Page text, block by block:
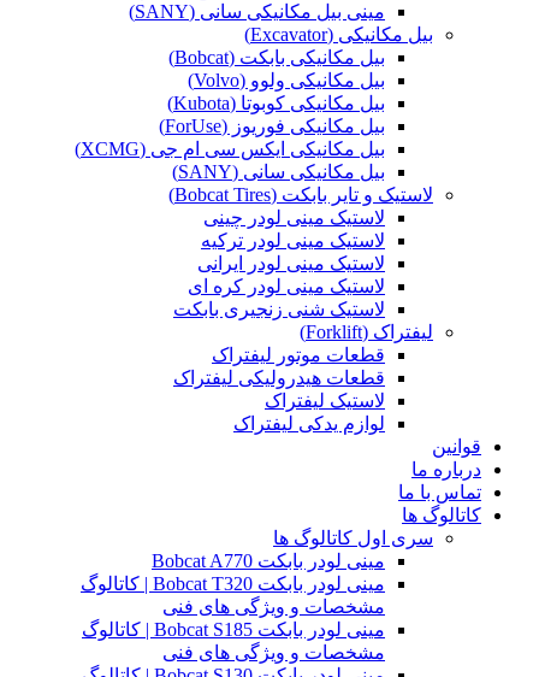
مینی بیل مکانیکی سانی (SANY)
بیل مکانیکی (Excavator)
بیل مکانیکی بابکت (Bobcat)
بیل مکانیکی ولوو (Volvo)
بیل مکانیکی کوبوتا (Kubota)
بیل مکانیکی فوریوز (ForUse)
بیل مکانیکی ایکس سی ام جی (XCMG)
بیل مکانیکی سانی (SANY)
لاستیک و تایر بابکت (Bobcat Tires)
لاستیک مینی لودر چینی
لاستیک مینی لودر ترکیه
لاستیک مینی لودر ایرانی
لاستیک مینی لودر کره ای
لاستیک شنی زنجیری بابکت
لیفتراک (Forklift)
قطعات موتور لیفتراک
قطعات هیدرولیکی لیفتراک
لاستیک لیفتراک
لوازم یدکی لیفتراک
قوانین
درباره ما
تماس با ما
کاتالوگ ها
سری اول کاتالوگ ها
مینی لودر بابکت Bobcat A770
مینی لودر بابکت Bobcat T320 | کاتالوگ
مشخصات و ویژگی های فنی
مینی لودر بابکت Bobcat S185 | کاتالوگ
مشخصات و ویژگی های فنی